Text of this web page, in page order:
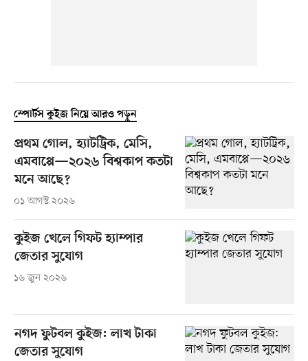
স্পোর্টস কুইজ নিয়ে আরও পড়ুন
প্রথম গোল, হ্যাটট্রিক, মেসি,
এমবাপ্পে—২০২৬ বিশ্বকাপ কতটা
মনে আছে?
০১ আগস্ট ২০২৬
কুইজ খেলে গিফট হ্যাম্পার
জেতার সুযোগ
১৬ জুন ২০২৬
নগদ ফুটবল কুইজ: লাখ টাকা
জেতার সুযোগ